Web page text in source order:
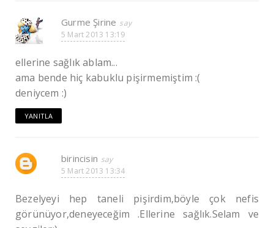
Gurme Şirine
5 Mart 2013 13:19
ellerine sağlık ablam...
ama bende hiç kabuklu pişirmemiştim :(
deniycem :)
YANITLA
birincisin
5 Mart 2013 13:34
Bezelyeyi hep taneli pişirdim,böyle çok nefis
görünüyor,deneyeceğim .Ellerine sağlık.Selam ve